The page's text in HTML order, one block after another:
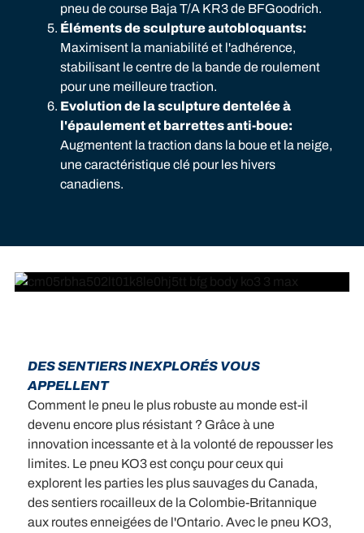
pneu de course Baja T/A KR3 de BFGoodrich.
Éléments de sculpture autobloquants:
Maximisent la maniabilité et l'adhérence,
stabilisant le centre de la bande de roulement
pour une meilleure traction.
Evolution de la sculpture dentelée à
l'épaulement et barrettes anti-boue:
Augmentent la traction dans la boue et la neige,
une caractéristique clé pour les hivers
canadiens.
DES SENTIERS INEXPLORÉS VOUS
APPELLENT
Comment le pneu le plus robuste au monde est-il
devenu encore plus résistant ? Grâce à une
innovation incessante et à la volonté de repousser les
limites. Le pneu KO3 est conçu pour ceux qui
explorent les parties les plus sauvages du Canada,
des sentiers rocailleux de la Colombie-Britannique
aux routes enneigées de l'Ontario. Avec le pneu KO3,